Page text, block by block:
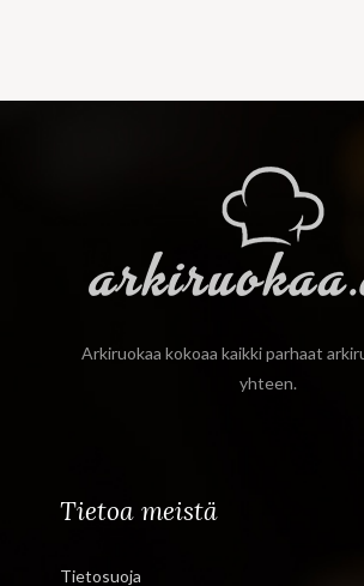
Arkiruokaa kokoaa kaikki parhaat
yhteen.
Tietoa meistä
Tietosuoja